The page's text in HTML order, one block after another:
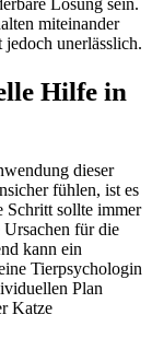
Lösung sein.
miteinander
jedoch unerlässlich.
Hilfe in
dieser
fühlen, ist es
Schritt sollte immer
für die
kann ein
Tierpsychologin
Plan
Katze